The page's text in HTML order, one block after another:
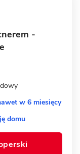
-
w 6 miesięcy
domu